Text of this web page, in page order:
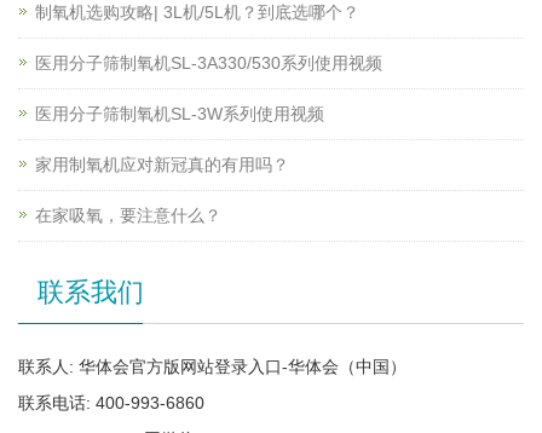
制氧机选购攻略| 3L机/5L机？到底选哪个？
医用分子筛制氧机SL-3A330/530系列使用视频
医用分子筛制氧机SL-3W系列使用视频
家用制氧机应对新冠真的有用吗？
在家吸氧，要注意什么？
联系我们
联系人: 华体会官方版网站登录入口-华体会（中国）
联系电话: 400-993-6860